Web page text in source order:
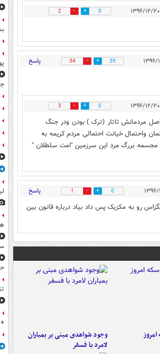
0
2
39
34 پاسخ
0
3
مردمانش تاتار (ترک ) بودن ودر جنگ
واحتمال خیانت احتمالی مردم کریمه به
مجسمه بررگ مرد این سرزمین "امت سلطلان "
0
1 پاسخ
رو به مکزیک پس داد بیاد درباره قانون بین
وجود شواهدی مبنی بر بمباران
لامرد با فسفر